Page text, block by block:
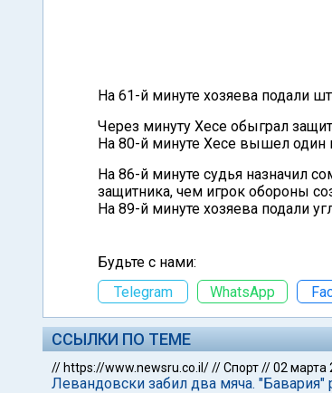
На 61-й минуте хозяева подали
Через минуту Хесе обыграл
На 80-й минуте Хесе вышел один
На 86-й минуте судья назначил
защитника, чем игрок обороны
На 89-й минуте хозяева подали
Будьте с нами:
Telegram
WhatsApp
ССЫЛКИ ПО ТЕМЕ
// https://www.newsru.co.il///Спорт//02 марта
Левандовски забил два мяча. "Бавария"